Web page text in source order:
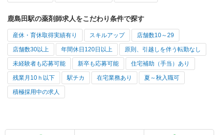
鹿島田駅の薬剤師求人をこだわり条件で探す
産休・育休取得実績有り スキルアップ 店舗数10～29
店舗数30以上 年間休日120日以上 原則、引越しを伴う転勤なし
未経験者も応募可能 新卒も応募可能 住宅補助（手当）あり
残業月10ｈ以下 駅チカ 在宅業務あり 夏～秋入職可
積極採用中の求人